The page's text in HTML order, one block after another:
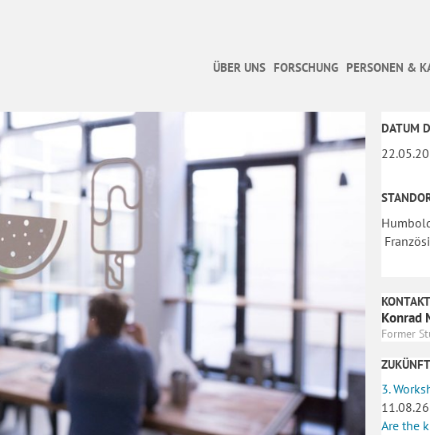
ÜBER UNS FORSCHUNG PERSONEN &
DATUM
KONTAKT
Konrad
Former
3.
11.08.26
Are the